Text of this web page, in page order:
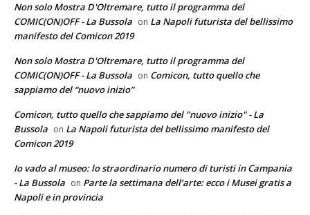
Non solo Mostra D'Oltremare, tutto il programma del
COMIC(ON)OFF - La Bussola on La Napoli futurista del bellissimo
manifesto del Comicon 2019
Non solo Mostra D'Oltremare, tutto il programma del
COMIC(ON)OFF - La Bussola on Comicon, tutto quello che
sappiamo del “nuovo inizio”
Comicon, tutto quello che sappiamo del "nuovo inizio" - La
Bussola on La Napoli futurista del bellissimo manifesto del
Comicon 2019
Io vado al museo: lo straordinario numero di turisti in Campania
- La Bussola on Parte la settimana dell’arte: ecco i Musei gratis a
Napoli e in provincia